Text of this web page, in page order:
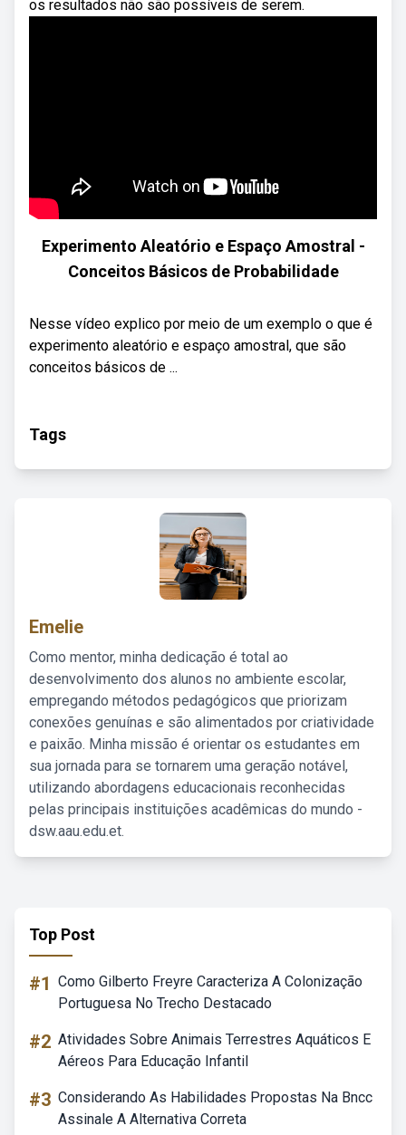
os resultados não são possíveis de serem.
Experimento Aleatório e Espaço Amostral -
Conceitos Básicos de Probabilidade
Nesse vídeo explico por meio de um exemplo o que é
experimento aleatório e espaço amostral, que são
conceitos básicos de ...
Tags
Emelie
Como mentor, minha dedicação é total ao
desenvolvimento dos alunos no ambiente escolar,
empregando métodos pedagógicos que priorizam
conexões genuínas e são alimentados por criatividade
e paixão. Minha missão é orientar os estudantes em
sua jornada para se tornarem uma geração notável,
utilizando abordagens educacionais reconhecidas
pelas principais instituições acadêmicas do mundo -
dsw.aau.edu.et.
Top Post
#1 Como Gilberto Freyre Caracteriza A Colonização
Portuguesa No Trecho Destacado
#2 Atividades Sobre Animais Terrestres Aquáticos E
Aéreos Para Educação Infantil
#3 Considerando As Habilidades Propostas Na Bncc
Assinale A Alternativa Correta